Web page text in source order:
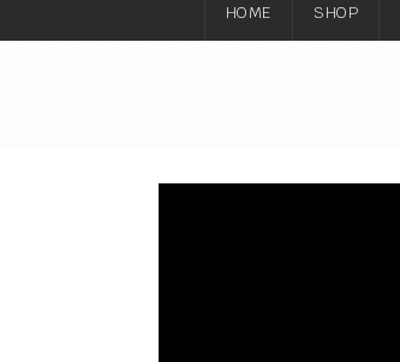
HOME SHOP